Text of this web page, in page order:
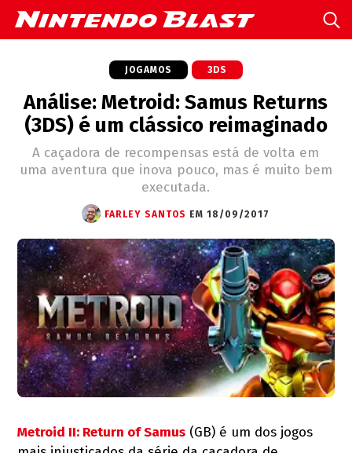
JOGAMOS 3DS
Análise: Metroid: Samus Returns
(3DS) é um clássico reimaginado
A caçadora de recompensas está de volta em
uma aventura que inova pouco, mas é muito bem
executada.
FARLEY SANTOS EM 18/09/2017
Metroid II: Return of Samus (GB) é um dos jogos